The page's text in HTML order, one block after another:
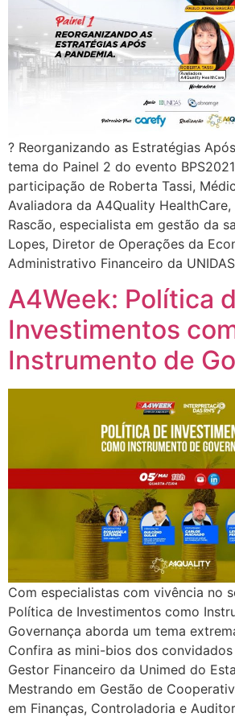
? Reorganizando as Estratégias
tema do Painel 2 do evento
participação de Roberta Tassi,
Avaliadora da A4Quality
Rascão, especialista em gestão da
Lopes, Diretor de Operações da
Administrativo Financeiro da
A4Week: Política
Investimentos
Instrumento de
Com especialistas com vivência no
Política de Investimentos como
Governança aborda um tema
Confira as mini-bios dos
Gestor Financeiro da Unimed do
Mestrando em Gestão de
em Finanças, Controladoria e